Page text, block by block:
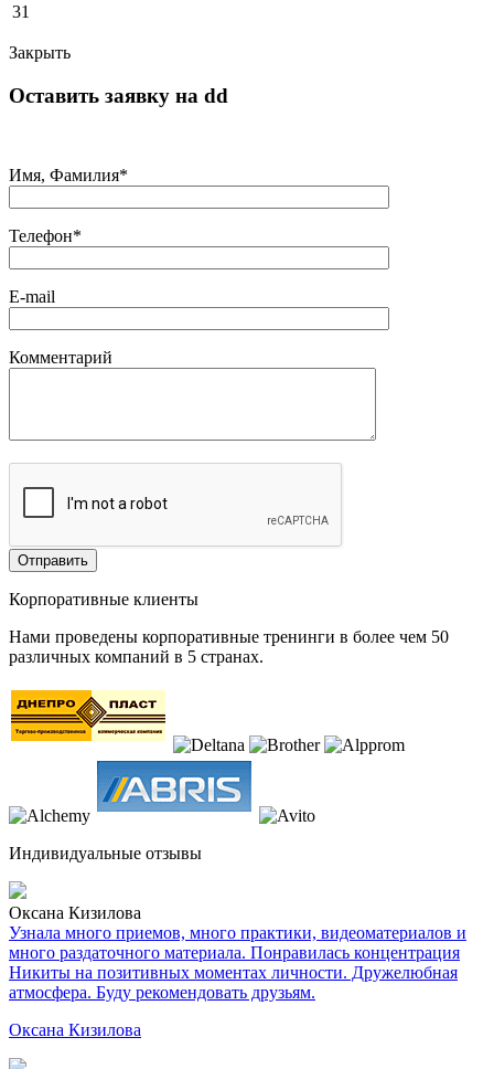
31
Закрыть
Оставить заявку на dd
Имя, Фамилия*
Телефон*
E-mail
Комментарий
Корпоративные клиенты
Нами проведены корпоративные тренинги в более чем 50
различных компаний в 5 странах.
Индивидуальные отзывы
Оксана Кизилова
Узнала много приемов, много практики, видеоматериалов и
много раздаточного материала. Понравилась концентрация
Никиты на позитивных моментах личности. Дружелюбная
атмосфера. Буду рекомендовать друзьям.
Оксана Кизилова